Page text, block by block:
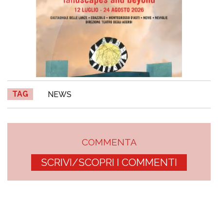
TAG NEWS
COMMENTA
SCRIVI/SCOPRI I COMMENTI